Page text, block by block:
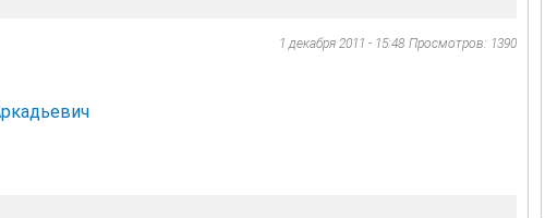
1 декабря 2011 - 15:48 Просмотров: 1390